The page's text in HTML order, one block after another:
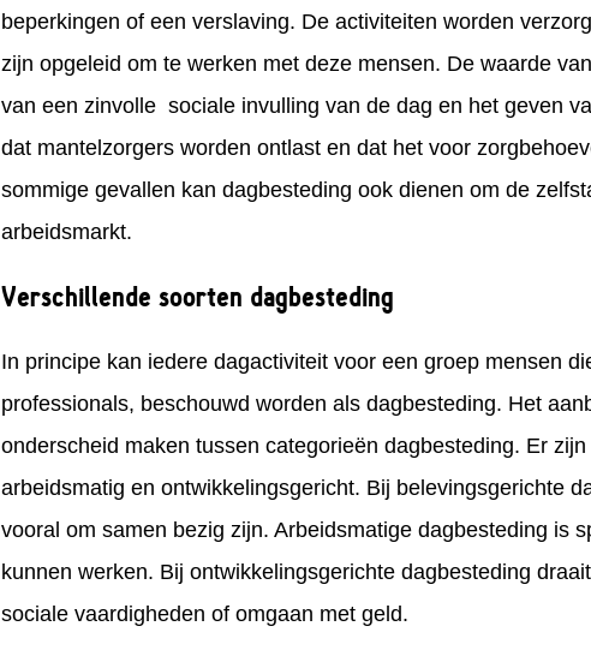
beperkingen of een verslaving. De activiteiten worden
zijn opgeleid om te werken met deze mensen. De waarde
van een zinvolle sociale invulling van de dag en het geven
dat mantelzorgers worden ontlast en dat het voor
sommige gevallen kan dagbesteding ook dienen om de
arbeidsmarkt.
Verschillende soorten dagbesteding
In principe kan iedere dagactiviteit voor een groep mensen
professionals, beschouwd worden als dagbesteding. Het
onderscheid maken tussen categorieën dagbesteding. Er
arbeidsmatig en ontwikkelingsgericht. Bij belevingsgerichte
vooral om samen bezig zijn. Arbeidsmatige dagbesteding is
kunnen werken. Bij ontwikkelingsgerichte dagbesteding
sociale vaardigheden of omgaan met geld.